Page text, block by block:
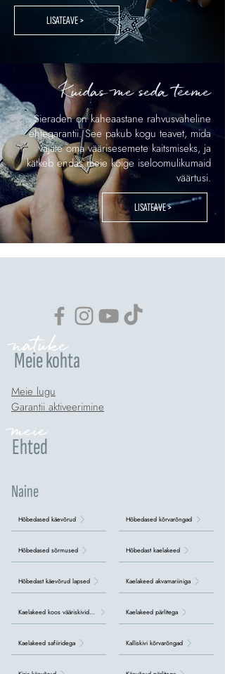
LISATEAVE >
Kuidas me seda teeme
Sieraden on kaheaastane rahvusvaheline
ehtegarantii. See pakub kogu teavet, mida
vajate oma väärisesemete kaitsmiseks, ja
kätkeb endas meie kõige iseloomulikumaid
väärtusi.
LISATEAVE >
Meie kohta
natuke
Meie lugu
Garantii aktiveerimine
meie
Ehted
Naine
Hõbedased käevõrud
Hõbedased sõrmused
Hõbedast käevõrud lapsed
Kaelakeed koos vääriskividega
Kaelakeed safiiridega
Hõbedased kõrvarõngad
Hõbedast kaelakeed
Kaelakeed akvamariiniga
Kaelakeed pärlitega
Kalliskivi kõrvarõngad